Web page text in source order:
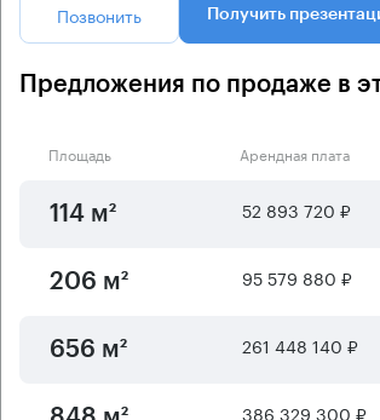
Позвонить Получить
Предложения по продаже в
Площадь Арендная плата
114 м² 52 893 720 ₽
206 м² 95 579 880 ₽
656 м² 261 448 140 ₽
386 329 300 ₽